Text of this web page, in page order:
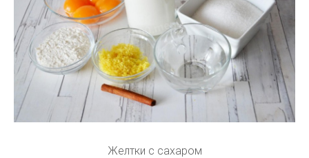
Желтки с сахаром